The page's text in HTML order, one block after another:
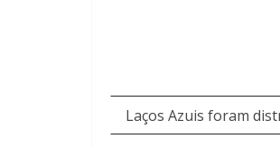
Laços Azuis foram